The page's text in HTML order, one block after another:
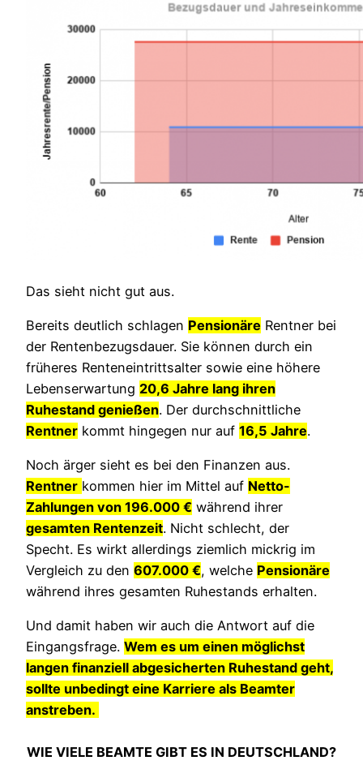
Das sieht nicht gut aus.
Bereits deutlich schlagen Pensionäre Rentner bei
der Rentenbezugsdauer. Sie können durch ein
früheres Renteneintrittsalter sowie eine höhere
Lebenserwartung 20,6 Jahre lang ihren
Ruhestand genießen. Der durchschnittliche
Rentner kommt hingegen nur auf 16,5 Jahre.
Noch ärger sieht es bei den Finanzen aus.
Rentner kommen hier im Mittel auf Netto-
Zahlungen von 196.000 € während ihrer
gesamten Rentenzeit. Nicht schlecht, der
Specht. Es wirkt allerdings ziemlich mickrig im
Vergleich zu den 607.000 €, welche Pensionäre
während ihres gesamten Ruhestands erhalten.
Und damit haben wir auch die Antwort auf die
Eingangsfrage. Wem es um einen möglichst
langen finanziell abgesicherten Ruhestand geht,
sollte unbedingt eine Karriere als Beamter
anstreben.
WIE VIELE BEAMTE GIBT ES IN DEUTSCHLAND?